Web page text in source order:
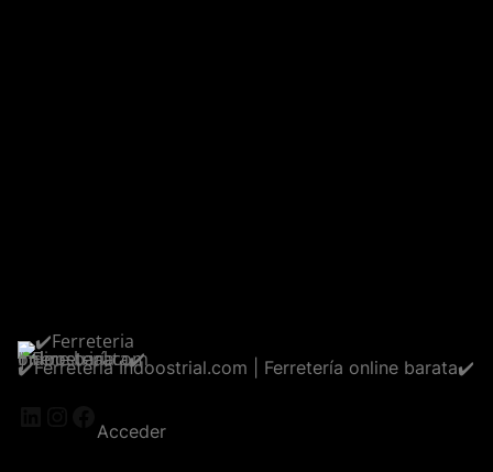
✔️Ferreteria Indoostrial.com | Ferretería online barata✔️
LinkedIn
Instagram
Facebook
Acceder